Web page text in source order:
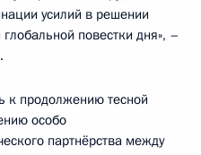
усилий в решении
повестки дня», –
к продолжению тесной
особо
партнёрства между